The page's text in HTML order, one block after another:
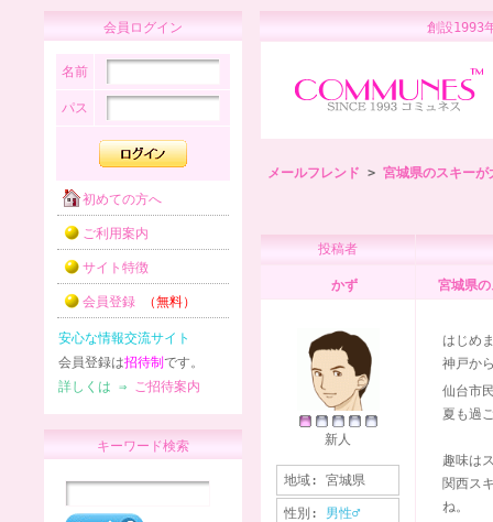
会員ログイン
名前
パス
初めての方へ
ご利用案内
サイト特徴
会員登録 （無料）
安心な情報交流サイト
会員登録は招待制 です。
詳しくは ⇒ ご招待案内
キーワード検索
創設
メールフレンド > 宮城県のスキーが
投稿者
かず 宮城県
新人
地域: 宮城県
性別: 男性♂
はじめ
神戸か
仙台市
夏も過
趣味は
関西ス
ね。